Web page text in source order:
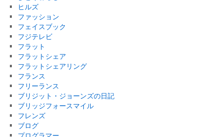
ヒルズ
ファッション
フェイスブック
フジテレビ
フラット
フラットシェア
フラットシェアリング
フランス
フリーランス
ブリジット・ジョーンズの日記
ブリッジフォースマイル
フレンズ
ブログ